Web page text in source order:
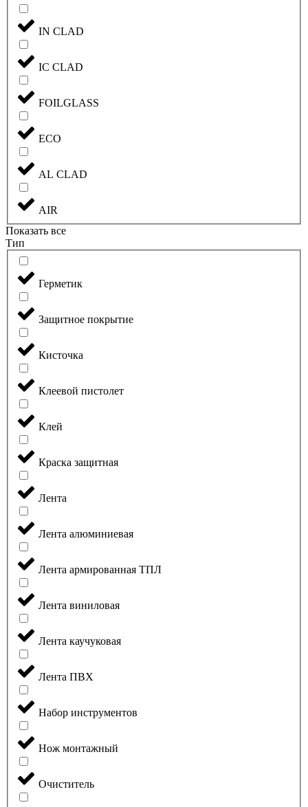
IN CLAD
IC CLAD
FOILGLASS
ECO
AL CLAD
AIR
Показать все
Тип
Герметик
Защитное покрытие
Кисточка
Клеевой пистолет
Клей
Краска защитная
Лента
Лента алюминиевая
Лента армированная ТПЛ
Лента виниловая
Лента каучуковая
Лента ПВХ
Набор инструментов
Нож монтажный
Очиститель